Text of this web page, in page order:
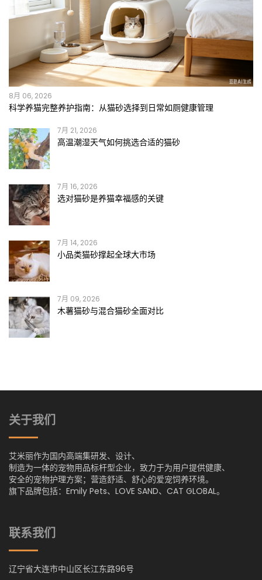
8月 06, 2026
科学养猫完整养护指南：从猫砂选择到日常如厕健康管理
7月 21, 2026
高温潮湿天气如何挑选合适的猫砂
7月 16, 2026
选对猫砂是养猫幸福感的关键
7月 14, 2026
小品类猫砂撑起全球大市场
7月 09, 2026
木薯猫砂与混合猫砂全面对比
关于我们
艾米丽作为国内高端集研发、设计、
制造为一体的宠物用品标杆型企业，致力于为用户提供健康、
安全的宠物护理方案；营造舒适、舒心的爱宠饲养环境。
旗下品牌包括：Emily Pets、LOVE SAND、CAT GLOBAL。
联系我们
辽宁省大连市中山区长江东路96号